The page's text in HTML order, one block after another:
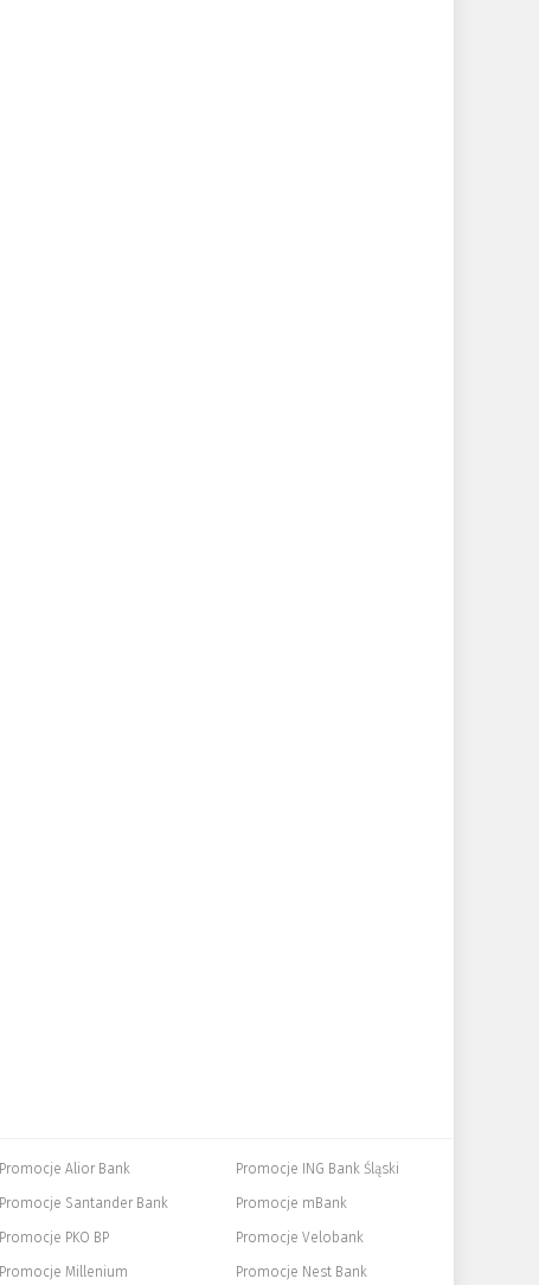
Promocje Alior Bank
Promocje Santander Bank
Promocje PKO BP
Promocje Millenium
Promocje ING Bank Śląski
Promocje mBank
Promocje Velobank
Promocje Nest Bank